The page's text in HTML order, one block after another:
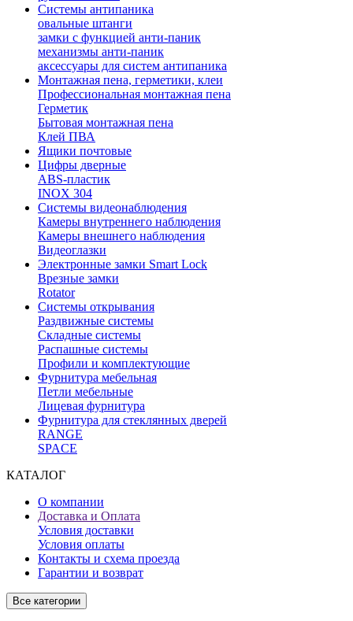
Системы антипаника
овальные штанги
замки с функцией анти-паник
механизмы анти-паник
аксессуары для систем антипаника
Монтажная пена, герметики, клеи
Профессиональная монтажная пена
Герметик
Бытовая монтажная пена
Клей ПВА
Ящики почтовые
Цифры дверные
ABS-пластик
INOX 304
Системы видеонаблюдения
Камеры внутреннего наблюдения
Камеры внешнего наблюдения
Видеоглазки
Электронные замки Smart Lock
Врезные замки
Rotator
Системы открывания
Раздвижные системы
Складные системы
Распашные системы
Профили и комплектующие
Фурнитура мебельная
Петли мебельные
Лицевая фурнитура
Фурнитура для стеклянных дверей
RANGE
SPACE
КАТАЛОГ
О компании
Доставка и Оплата
Условия доставки
Условия оплаты
Контакты и схема проезда
Гарантии и возврат
Все категории